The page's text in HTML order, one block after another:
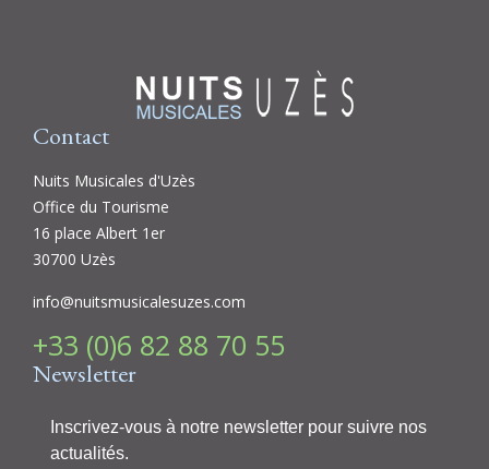
Contact
Nuits Musicales d'Uzès
Office du Tourisme
16 place Albert 1er
30700 Uzès
info@nuitsmusicalesuzes.com
+33 (0)6 82 88 70 55
Newsletter
Inscrivez-vous à notre newsletter pour suivre nos
actualités.